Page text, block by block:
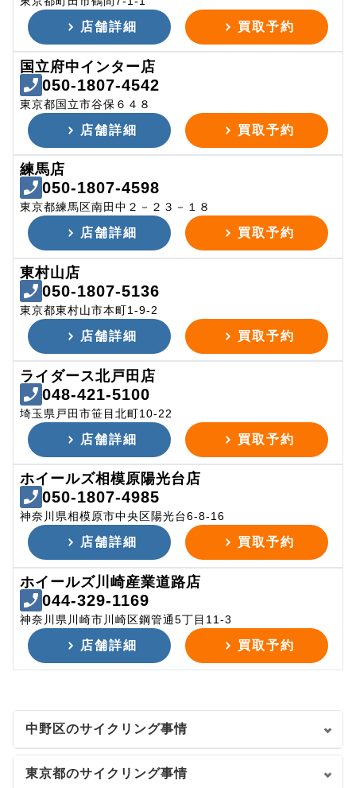
店舗詳細 買取予約
国立府中インター店
050-1807-4542
東京都国立市谷保６４８
店舗詳細 買取予約
練馬店
050-1807-4598
東京都練馬区南田中２－２３－１８
店舗詳細 買取予約
東村山店
050-1807-5136
東京都東村山市本町1-9-2
店舗詳細 買取予約
ライダース北戸田店
048-421-5100
埼玉県戸田市笹目北町10-22
店舗詳細 買取予約
ホイールズ相模原陽光台店
050-1807-4985
神奈川県相模原市中央区陽光台6-8-16
店舗詳細 買取予約
ホイールズ川崎産業道路店
044-329-1169
神奈川県川崎市川崎区鋼管通5丁目11-3
店舗詳細 買取予約
中野区のサイクリング事情
東京都のサイクリング事情